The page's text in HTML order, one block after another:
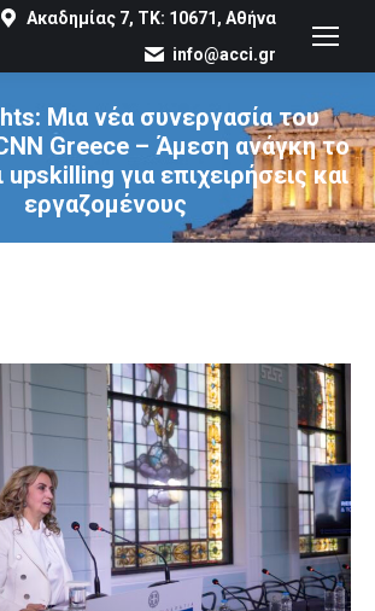
Ακαδημίας 7, ΤΚ: 10671, Αθήνα
info@acci.gr
Μια νέα συνεργασία του
Greece – Άμεση ανάγκη το
για επιχειρήσεις και
εργαζομένους
You are here: